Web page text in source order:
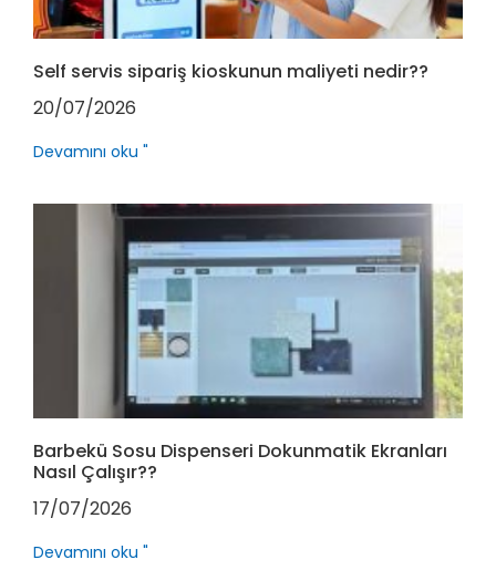
Self servis sipariş kioskunun maliyeti nedir??
20/07/2026
Devamını oku "
Barbekü Sosu Dispenseri Dokunmatik Ekranları
Nasıl Çalışır??
17/07/2026
Devamını oku "